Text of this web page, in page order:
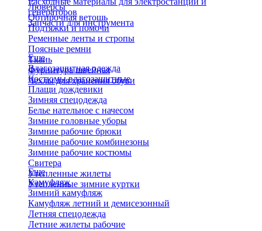
генераторов
Запчасти для инструмента
Люверсы
Обтирочная ветошь
Подтяжки и помочи
Ременные ленты и стропы
Поясные ремни
Ткань
Фурнитура швейная
Чехлы для хранения обуви
Еще
Влагозащитная одежда
Костюмы влагозащитные
Плащи дождевики
Зимняя спецодежда
Белье нательное с начесом
Зимние головные уборы
Зимние рабочие брюки
Зимние рабочие комбинезоны
Зимние рабочие костюмы
Свитера
Утепленные жилеты
Утепленные зимние куртки
Еще
Камуфляж
Зимний камуфляж
Камуфляж летний и демисезонный
Летняя спецодежда
Летние жилеты рабочие